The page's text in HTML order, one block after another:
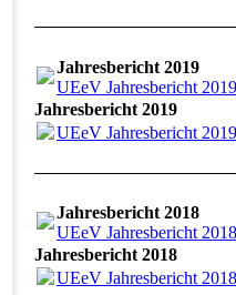
Jahresbericht 2019
UEeV Jahresbericht
Jahresbericht 2019
UEeV Jahresbericht
Jahresbericht 2018
UEeV Jahresbericht
Jahresbericht 2018
UEeV Jahresbericht